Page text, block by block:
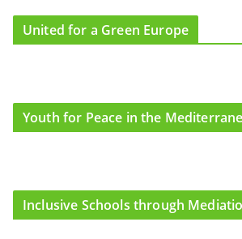
United for a Green Europe
Youth for Peace in the
Inclusive Schools through